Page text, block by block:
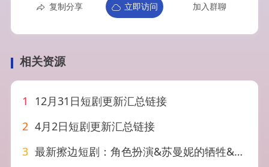
复制分享 立即访问 加入群聊
相关资源
1
12月31日短剧更新汇总链接
2 4月2日短剧更新汇总链接
3 最新擦边短剧：角色扮演&苏曼妮的牺牲&硬不起来的丈夫&小姨子的角…